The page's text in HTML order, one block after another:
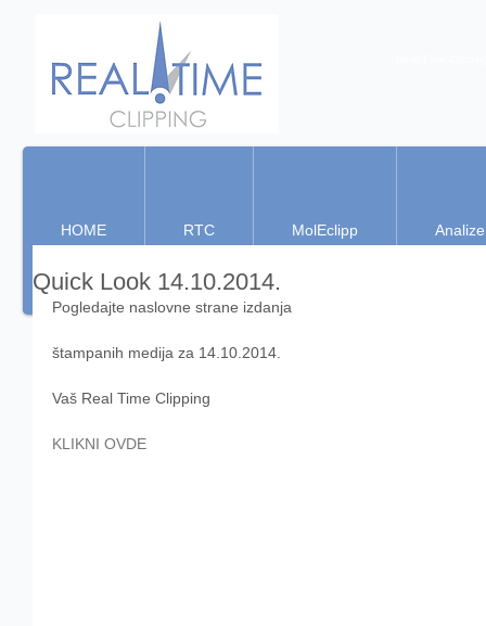
HOME RTC MolEclipp Analize
Quick Look 14.10.2014.
Pogledajte naslovne strane izdanja
štampanih medija za 14.10.2014.
Vaš Real Time Clipping
KLIKNI OVDE